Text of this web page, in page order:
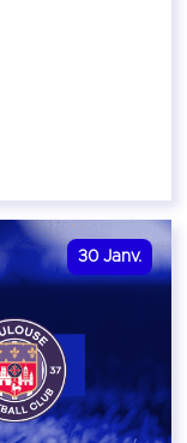
30 Janv.